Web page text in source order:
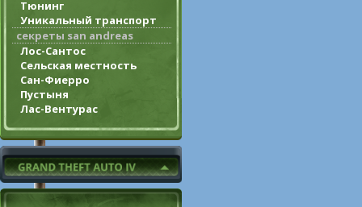
Тюнинг
Уникальный транспорт
секреты san andreas
Лос-Сантос
Сельская местность
Сан-Фиерро
Пустыня
Лас-Вентурас